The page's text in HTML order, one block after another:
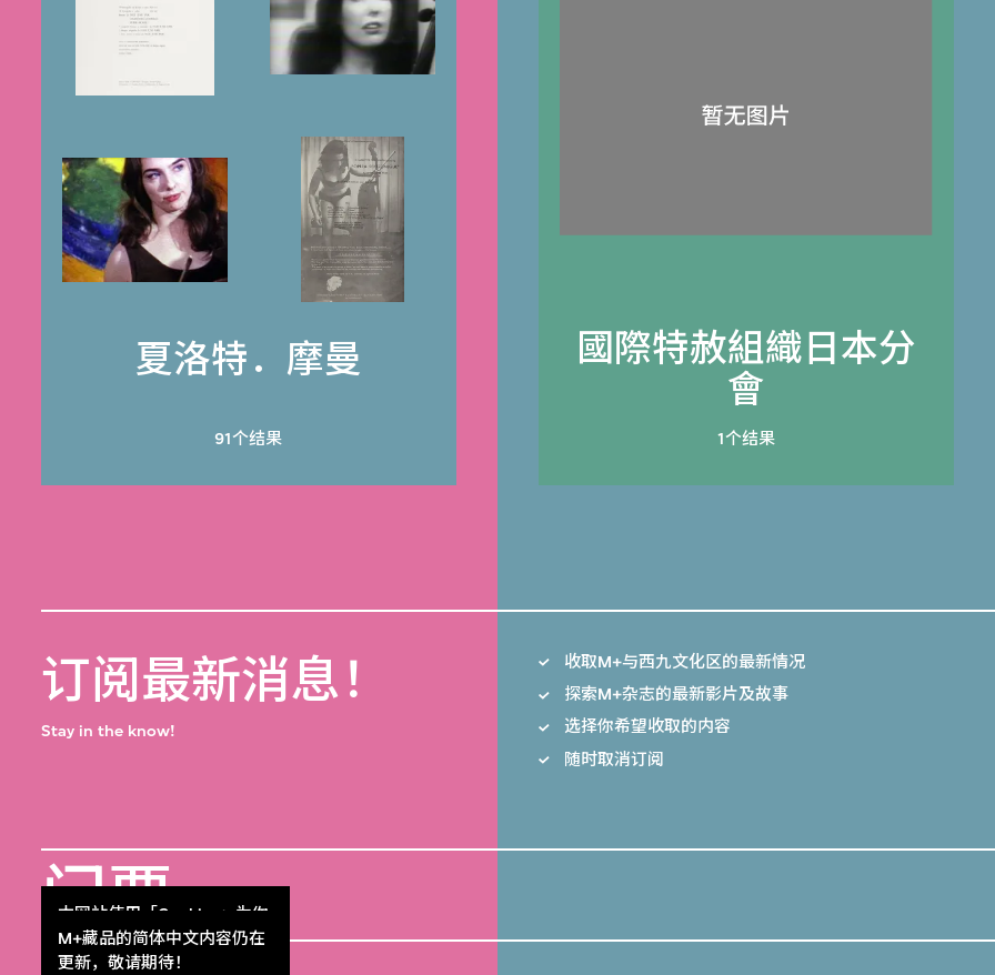
本网站使用「Cookies」为你
提供最好的网站体验。
了解更多
M+藏品的简体中文内容仍在
更新，敬请期待！
夏洛特．摩曼
91个结果
國際特赦組織日本分
會
1个结果
订阅最新消息！
Stay in the know!
收取M+与西九文化区的最新情况
探索M+杂志的最新影片及故事
选择你希望收取的内容
随时取消订阅
门票 Get Tickets